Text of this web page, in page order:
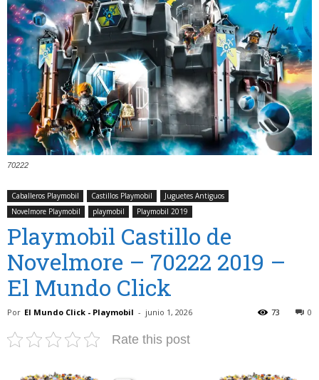
70222
Caballeros Playmobil Castillos Playmobil
Juguetes Antiguos
Novelmore Playmobil
playmobil Playmobil 2019
Playmobil Castillo de
Novelmore – 70222 2019 –
El Mundo Click
Por El Mundo Click - Playmobil - junio 1, 2026 0
73
Rate this post